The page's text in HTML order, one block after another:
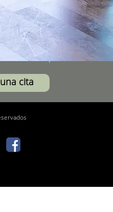
de apoyaremos para
y lograr un exitoso
tiempo.
cita